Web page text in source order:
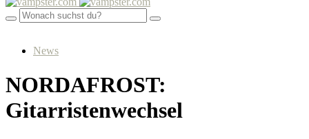
News
NORDAFROST:
Gitarristenwechsel